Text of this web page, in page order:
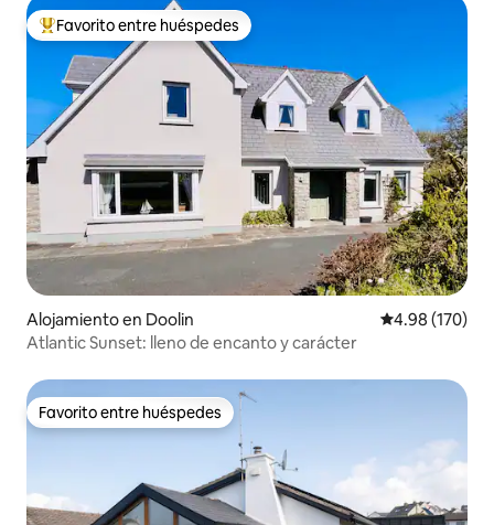
Favorito entre huéspedes preferido
Favorito entre huéspedes
Alojamiento en Doolin Calificación
4.98 (170)
Atlantic Sunset: lleno de encanto y carácter
Favorito entre huéspedes
Favorito entre huéspedes